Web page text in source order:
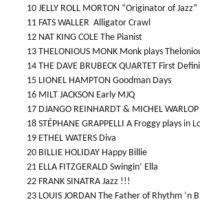
10 JELLY ROLL MORTON “Originator of Jazz”
11 FATS WALLER Alligator Crawl
12 NAT KING COLE The Pianist
13 THELONIOUS MONK Monk plays
14 THE DAVE BRUBECK QUARTET First
15 LIONEL HAMPTON Goodman Days
16 MILT JACKSON Early MJQ
17 DJANGO REINHARDT & MICHEL
18 STÉPHANE GRAPPELLI A Froggy plays in
19 ETHEL WATERS Diva
20 BILLIE HOLIDAY Happy Billie
21 ELLA FITZGERALD Swingin’ Ella
22 FRANK SINATRA Jazz !!!
23 LOUIS JORDAN The Father of Rhythm ‘n